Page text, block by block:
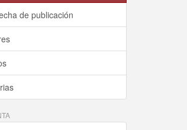
de publicación